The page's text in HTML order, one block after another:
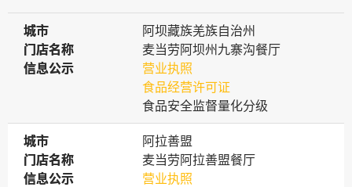
城市
城市
阿坝藏族羌族自治州
门店名称
门店名称
麦当劳阿坝州九寨沟餐厅
信息公示
信息公示
营业执照
食品经营许可证
食品安全监督量化分级
城市
城市
阿拉善盟
门店名称
门店名称
麦当劳阿拉善盟餐厅
信息公示
信息公示
营业执照